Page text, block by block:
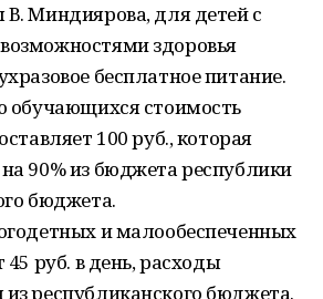
Миндиярова, для детей с
здоровья
бесплатное питание.
обучающихся стоимость
100 руб., которая
90% из бюджета республики
бюджета.
и малообеспеченных
45 руб. в день, расходы
республиканского бюджета.